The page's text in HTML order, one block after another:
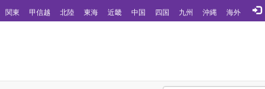
関東 甲信越 北陸 東海 近畿 中国 四国 九州 沖縄 海外